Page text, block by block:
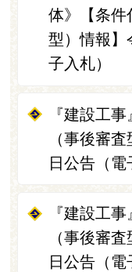
体》【条件
型）情報】
子入札）
『建設工
（事後審
日公告（電
『建設工
（事後審
日公告（電